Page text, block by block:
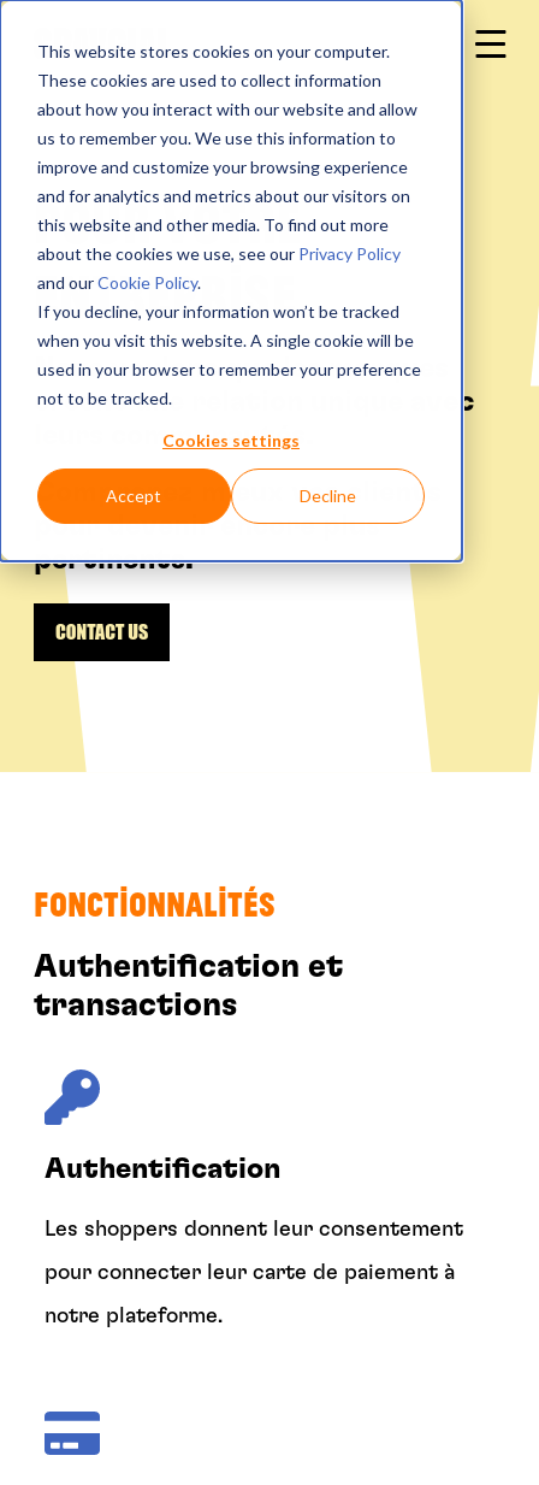
This website stores cookies on your computer.
These cookies are used to collect information
about how you interact with our website and allow
us to remember you. We use this information to
improve and customize your browsing experience
and for analytics and metrics about our visitors on
this website and other media. To find out more
about the cookies we use, see our Privacy Policy
and ourCookie Policy.
If you decline, your information won’t be tracked
when you visit this website. A single cookie will be
used in your browser to remember your preference
not to be tracked.
Cookies settings
Accept Decline
POUR VOTRE
ENTREPRISE
Nous voulons que les marques
créent une relation unique avec
leurs communautés.
Comprenez mieux vos clients
pour devenir encore plus
pertinents.
Fonctionnalités
Authentification et
transactions
Authentification
Les shoppers donnent leur consentement
pour connecter leur carte de paiement à
notre plateforme.